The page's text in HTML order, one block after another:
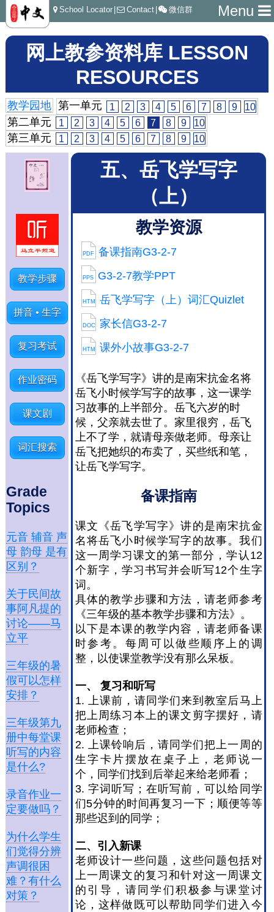
Menu
School Locator Contact 微信群
网上教参资料库 LESSON
RESOURCES
教学园地 第一单元 1 2 3 4 5 6 7 8 9 10
第二单元 1 2 3 4 5 6 7 8 9 10
第三单元 1 2 3 4 5 6 7 8 9 10
教学步骤
拼音 • 生字
复习考试
作业密码
课文剧
词汇搜索
Grade
Topics
元音 辅音 声
母 韵母 是有
区别？
关于民间故
事阿凡提的
讨论——马
立平
三年级的暑
假可以怎样
安排？
三年级第九
册中每堂课
听写的内容
是什么?
录音作业一
定要做吗？
为什么学生
们觉得分辨
声调很困
难？有什么
对策？
五、岳飞学写字
（上）
教学资源
PDF 备课指南G3-2-7
PPS G3-2-7教学PPT
HTM 岳飞学写字（上）词汇Quizlet
DOC 家长信G3-2-7
HTM 课外小故事G3-2-7
《岳飞学写字》讲的是南宋抗金名将
岳飞小时候学写字的故事，这一课学
习故事的上半部分。岳飞六岁的时
候，父亲就去世了。家里很穷，岳飞
上不了学，就请母亲做老师。母亲让
岳飞把她织的布卖了，买些纸和笔，
让岳飞学写字。
备课指南
课文《岳飞学写字》讲的是南宋抗金
名将岳飞小时候学写字的故事。我们
这一周学习课文的第一部分，学认12
个新字，学习书写并会听写12个生字
词。
具体的教学步骤和方法，请老师参考
《三年级的基本教学步骤和方法》。
以下是本课的教学内容，请老师备课
时参考。每周可以做些顺序上的调
整，以使课堂教学没有那么呆板。
一、
复习和听写
1. 上课前，请同学们来到教室后马上
把上周练习本上的课文剪字摆好，请
老师检查；
2. 上课铃响后，请同学们把上一周的
生字卡片摆放在桌子上，老师说一
个，同学们找到后举起来给老师看；
3. 字词听写；在听写前，可以给同学
们5分钟的时间再复习一下；顺便等等
那些迟到的同学；
二、引入新课
老师设计一些问题，这些问题包括对
上一周课文的复习和针对这一周课文
的引导，请同学们积极参与课堂讨
论，这样做既可以帮助同学们进入今